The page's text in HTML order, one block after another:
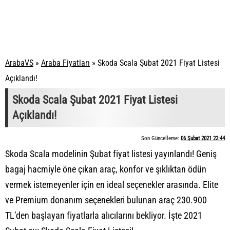
ArabaVS » Araba Fiyatları » Skoda Scala Şubat 2021 Fiyat Listesi
Açıklandı!
Skoda Scala Şubat 2021 Fiyat Listesi
Açıklandı!
Son Güncelleme: 06 Şubat 2021 22:44
Skoda Scala modelinin Şubat fiyat listesi yayınlandı! Geniş
bagaj hacmiyle öne çıkan araç, konfor ve şıklıktan ödün
vermek istemeyenler için en ideal seçenekler arasında. Elite
ve Premium donanım seçenekleri bulunan araç 230.900
TL’den başlayan fiyatlarla alıcılarını bekliyor. İşte 2021